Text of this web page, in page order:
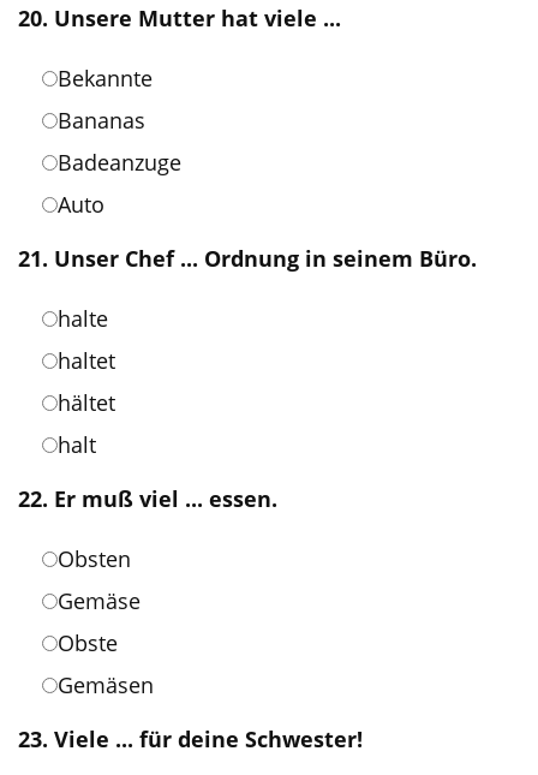
20. Unsere Mutter hat viele ...
Bekannte
Bananas
Badeanzuge
Auto
21. Unser Chef ... Ordnung in seinem Büro.
halte
haltet
hältet
halt
22. Er muß viel ... essen.
Obsten
Gemäse
Obste
Gemäsen
23. Viele ... für deine Schwester!